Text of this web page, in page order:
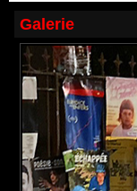
Galerie